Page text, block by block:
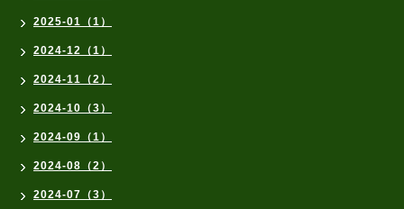
2025-01（1）
2024-12（1）
2024-11（2）
2024-10（3）
2024-09（1）
2024-08（2）
2024-07（3）